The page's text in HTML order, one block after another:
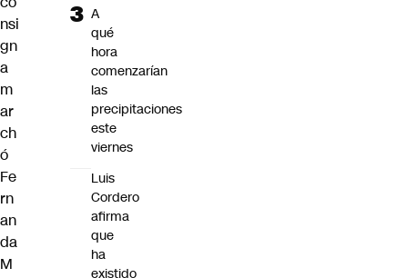
nsi
gn
a
m
ar
ch
ó
Fe
rn
an
da
M
A
qué
hora
comenzarían
las
precipitaciones
este
viernes
Luis
Cordero
afirma
que
ha
existido